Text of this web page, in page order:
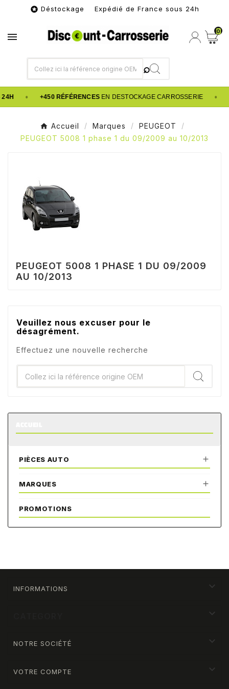
 Déstockage Expédié de France sous 24h
 0
• +450 RÉFÉRENCESEN DESTOCKAGE CARROSSERIE •
Accueil Marques
PEUGEOT
PEUGEOT 5008 1 phase 1 du 09/2009 au 10/2013
PEUGEOT 5008 1 PHASE 1 DU 09/2009
AU 10/2013
Veuillez nous excuser pour le
désagrément.
Effectuez une nouvelle recherche
PIÈCES AUTO 
MARQUES 
PROMOTIONS
INFORMATIONS 

NOTRE SOCIÉTÉ 
VOTRE COMPTE 